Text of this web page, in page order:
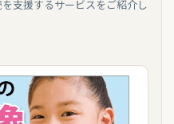
支援するサービスをご紹介し